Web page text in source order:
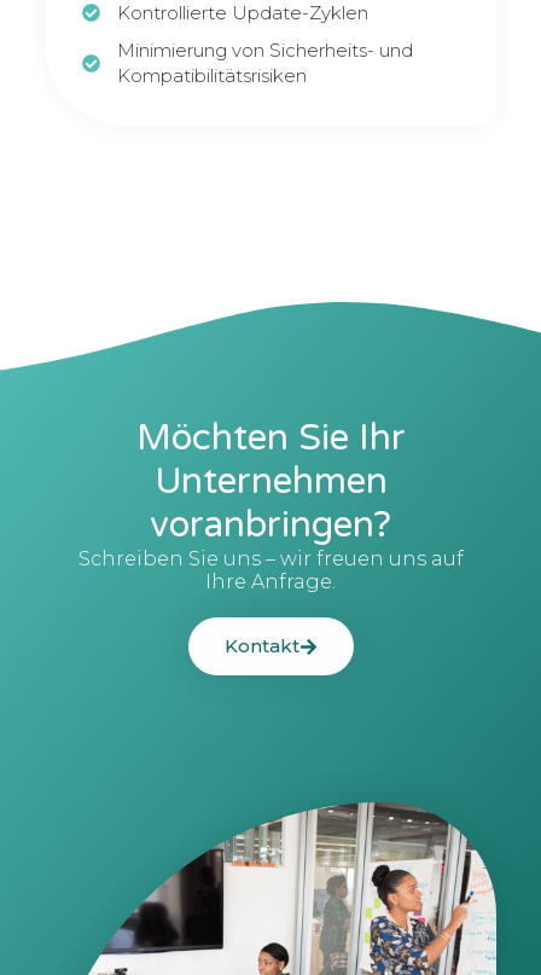
Kontrollierte Update-Zyklen
Minimierung von Sicherheits- und
Kompatibilitätsrisiken
Möchten Sie Ihr
Unternehmen
voranbringen?
Schreiben Sie uns – wir freuen uns auf
Ihre Anfrage.
Kontakt